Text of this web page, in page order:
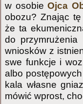
w osobieOjca
obozu? Znając
że ta
do
wniosków z
swe funkcje i
albo
kala własne
mówić wprost,